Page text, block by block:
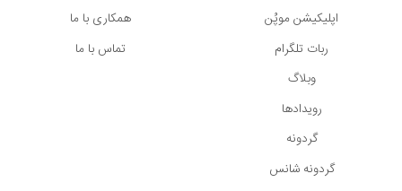
اپلیکیشن موپُن
ربات تلگرام
وبلاگ
رویدادها
گردونه
گردونه شانس
همکاری با ما
تماس با ما